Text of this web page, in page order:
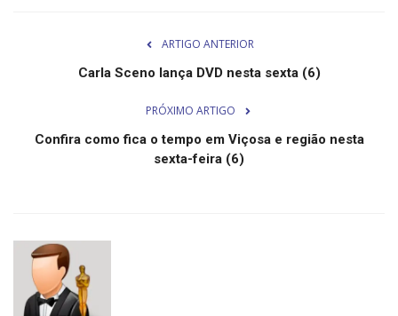
Segurança Pública
Solidariedade
Meio Ambiente
ARTIGO ANTERIOR
Carla Sceno lança DVD nesta sexta (6)
PRÓXIMO ARTIGO
Confira como fica o tempo em Viçosa e região nesta
sexta-feira (6)